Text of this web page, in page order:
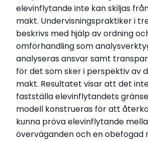
Relaterade länkar
Läs Skolportens intervju med Linda
Läs hela avhandlingen (pdf)
elevinflytande inte kan skiljas
makt. Undervisningspraktiker i
beskrivs med hjälp av ordning
omförhandling som
analyseras ansvar samt
för det som sker i perspektiv av
makt. Resultatet visar att det
fastställa elevinflytandets
modell konstrueras för att
kunna pröva elevinflytande
överväganden och en obefogad